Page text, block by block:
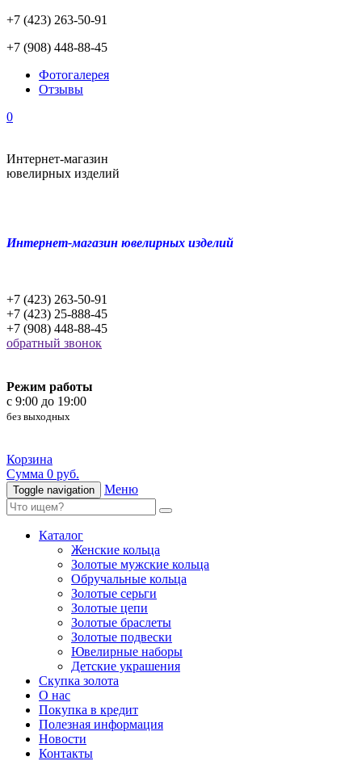
+7 (423) 263-50-91
+7 (908) 448-88-45
Фотогалерея
Отзывы
0
Интернет-магазин
ювелирных изделий
Интернет-магазин ювелирных изделий
+7 (423) 263-50-91
+7 (423) 25-888-45
+7 (908) 448-88-45
обратный звонок
Режим работы
c 9:00 до 19:00
без выходных
Корзина
Сумма 0 руб.
Toggle navigation Меню
Каталог
Женские кольца
Золотые мужские кольца
Обручальные кольца
Золотые серьги
Золотые цепи
Золотые браслеты
Золотые подвески
Ювелирные наборы
Детские украшения
Скупка золота
О нас
Покупка в кредит
Полезная информация
Новости
Контакты